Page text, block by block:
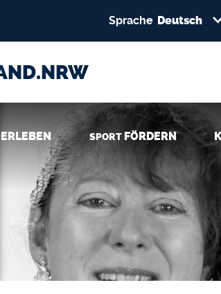
Sprache Deutsch
ERLEBEN SPORT FÖRDERN